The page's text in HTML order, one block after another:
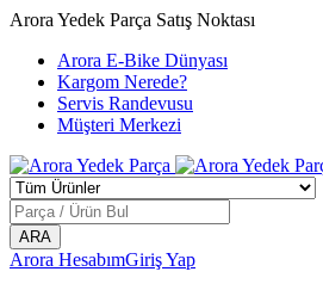
Arora Yedek Parça Satış Noktası
Arora E-Bike Dünyası
Kargom Nerede?
Servis Randevusu
Müşteri Merkezi
Arora HesabımGiriş Yap